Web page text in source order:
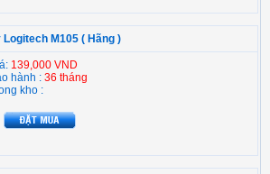
M105 ( Hãng )
139,000 VND
hành : 36 tháng
kho :